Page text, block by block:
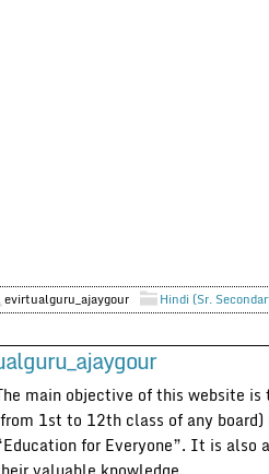
evirtualguru_ajaygour Hindi (Sr.
main objective of this website
1st to 12th class of any
for Everyone”. It is also